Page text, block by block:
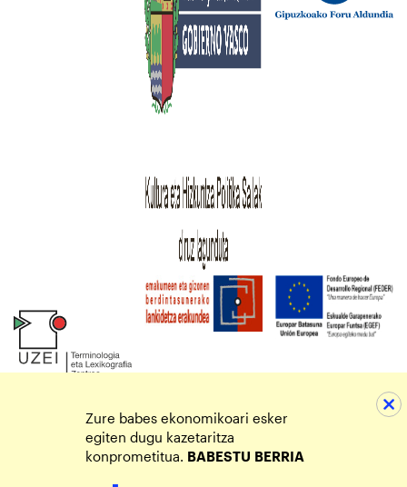
Zure babes ekonomikoari esker
egiten dugu kazetaritza
konprometitua. BABESTU BERRIA